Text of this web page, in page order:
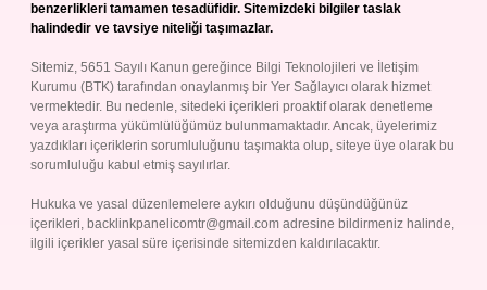
benzerlikleri tamamen tesadüfidir. Sitemizdeki bilgiler taslak
halindedir ve tavsiye niteliği taşımazlar.
Sitemiz, 5651 Sayılı Kanun gereğince Bilgi Teknolojileri ve İletişim
Kurumu (BTK) tarafından onaylanmış bir Yer Sağlayıcı olarak hizmet
vermektedir. Bu nedenle, sitedeki içerikleri proaktif olarak denetleme
veya araştırma yükümlülüğümüz bulunmamaktadır. Ancak, üyelerimiz
yazdıkları içeriklerin sorumluluğunu taşımakta olup, siteye üye olarak bu
sorumluluğu kabul etmiş sayılırlar.
Hukuka ve yasal düzenlemelere aykırı olduğunu düşündüğünüz
içerikleri, backlinkpanelicomtr@gmail.com adresine bildirmeniz halinde,
ilgili içerikler yasal süre içerisinde sitemizden kaldırılacaktır.